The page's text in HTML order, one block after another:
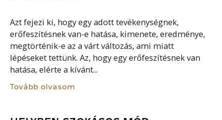
Azt fejezi ki, hogy egy adott tevékenységnek,
erőfeszítésnek van-e hatása, kimenete, eredménye,
megtörténik-e az a várt változás, ami miatt
lépéseket tettünk. Az, hogy egy erőfeszítésnek van
hatása, elérte a kívánt...
Tovább olvasom